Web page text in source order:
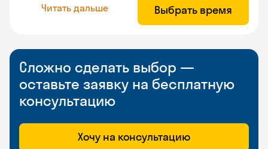
Читать дальше Выбрать время
Сложно сделать выбор —
оставьте заявку на бесплатную
консультацию
Хочу на консультацию